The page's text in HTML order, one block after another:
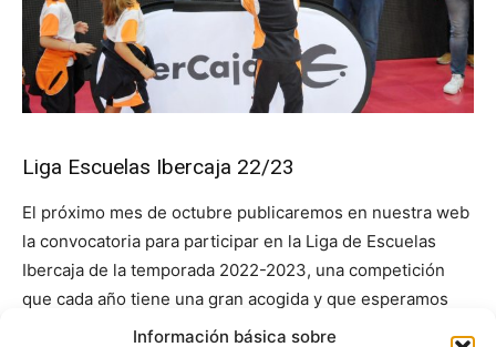
Información básica sobre
Liga Escuelas Ibercaja 22/23
El próximo mes de octubre publicaremos en nuestra web
la convocatoria para participar en la Liga de Escuelas
Ibercaja de la temporada 2022-2023, una competición
que cada año tiene una gran acogida y que esperamos
poder realizar también en Huesca y Teruel.